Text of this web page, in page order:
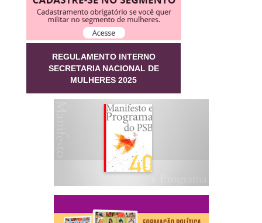
REGULAMENTO INTERNO
SECRETARIA NACIONAL DE
MULHERES 2025